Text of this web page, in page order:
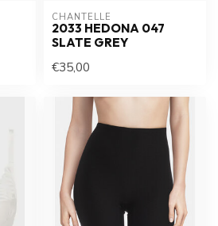
CHANTELLE
2033 HEDONA 047
SLATE GREY
€35,00